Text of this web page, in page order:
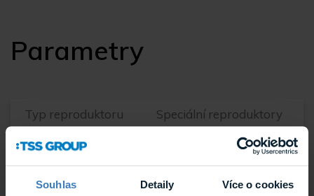
Souhlas Detaily Více o cookies
Parametry
Typ reproduktoru Speciální reproduktory
Typ produktu